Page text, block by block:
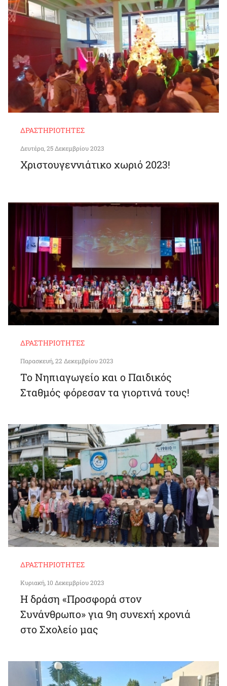
ΔΡΑΣΤΗΡΙΌΤΗΤΕΣ
Δευτέρα, 25 Δεκεμβρίου 2023
Χριστουγεννιάτικο χωριό 2023!
ΔΡΑΣΤΗΡΙΌΤΗΤΕΣ
Παρασκευή, 22 Δεκεμβρίου 2023
Το Νηπιαγωγείο και ο Παιδικός
Σταθμός φόρεσαν τα γιορτινά τους!
ΔΡΑΣΤΗΡΙΌΤΗΤΕΣ
Κυριακή, 10 Δεκεμβρίου 2023
Η δράση «Προσφορά στον
Συνάνθρωπο» για 9η συνεχή χρονιά
στο Σχολείο μας